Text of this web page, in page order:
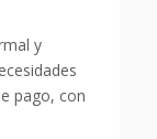
y
pago, con